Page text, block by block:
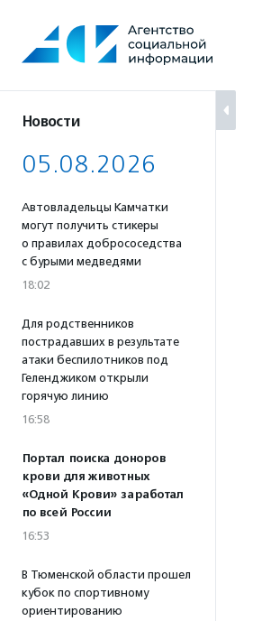
содержанию
Новости
05.08.2026
Автовладельцы Камчатки
могут получить стикеры
о правилах добрососедства
с бурыми медведями
18:02
Для родственников
пострадавших в результате
атаки беспилотников под
Геленджиком открыли
горячую линию
16:58
Портал поиска доноров
крови для животных
«Одной Крови» заработал
по всей России
16:53
В Тюменской области прошел
кубок по спортивному
ориентированию